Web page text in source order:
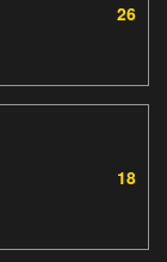
26
18